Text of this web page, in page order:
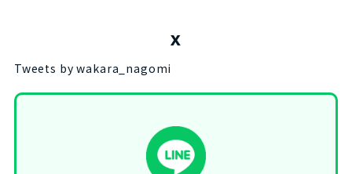
X
Tweets by wakara_nagomi